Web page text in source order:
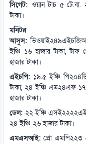
সিগেট: ওয়ান টাচ ৫ টে.বা.
টাকা।
মনিটর
আসুস:
ইঞ্চি ১৬ হাজার টাকা,
হাজার টাকা।
এইচপি: ১৯.৫ ইঞ্চি
টাকা, ২৪ ইঞ্চি এম২৪এফ ১৭
হাজার টাকা।
ডেল: ২২ ইঞ্চি
২৪ ইঞ্চি ২৬ হাজার টাকা।
এমএসআই: প্রো এমপি২২৩